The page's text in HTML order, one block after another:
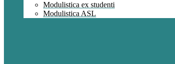
Modulistica ex studenti
Modulistica ASL